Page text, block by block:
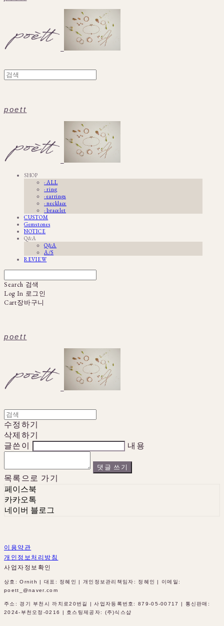
poett
SHOP
· ALL
· ring
· earrings
· necklace
· bracelet
CUSTOM
Gemstones
NOTICE
Q&A
Q&A
A/S
REVIEW
Search 검색
Log In 로그인
Cart장바구니
poett
수정하기
삭제하기
글쓴이
내용
댓글 쓰기
목록으로 가기
페이스북
카카오톡
네이버 블로그
이용약관
개인정보처리방침
사업자정보확인
상호: Ornith | 대표: 정혜인 | 개인정보관리책임자: 정혜인 | 이메일:
poett_@naver.com
주소: 경기 부천시 까치로20번길 | 사업자등록번호:879-05-00717
| 통신판매:
2024-부천오정-0216
| 호스팅제공자: (주)식스샵